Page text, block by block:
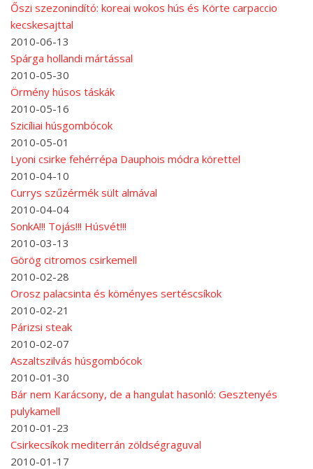
Őszi szezonindító: koreai wokos hús és Körte carpaccio
kecskesajttal
2010-06-13
Spárga hollandi mártással
2010-05-30
Örmény húsos táskák
2010-05-16
Szicíliai húsgombócok
2010-05-01
Lyoni csirke fehérrépa Dauphois módra körettel
2010-04-10
Currys szűzérmék sült almával
2010-04-04
SonkA!!! Tojás!!! Húsvét!!!
2010-03-13
Görög citromos csirkemell
2010-02-28
Orosz palacsinta és köményes sertéscsíkok
2010-02-21
Párizsi steak
2010-02-07
Aszaltszilvás húsgombócok
2010-01-30
Bár nem Karácsony, de a hangulat hasonló: Gesztenyés
pulykamell
2010-01-23
Csirkecsíkok mediterrán zöldségraguval
2010-01-17